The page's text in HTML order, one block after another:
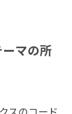
マの所